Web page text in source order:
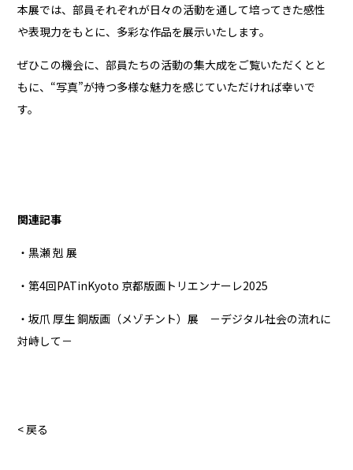
本展では、部員それぞれが日々の活動を通して培ってきた感性
や表現力をもとに、多彩な作品を展示いたします。
ぜひこの機会に、部員たちの活動の集大成をご覧いただくとと
もに、“写真”が持つ多様な魅力を感じていただければ幸いで
す。
関連記事
・黒瀬 剋 展
・第4回PATinKyoto 京都版画トリエンナーレ2025
・坂爪 厚生 銅版画（メゾチント）展 －デジタル社会の流れに
対峙して－
< 戻る